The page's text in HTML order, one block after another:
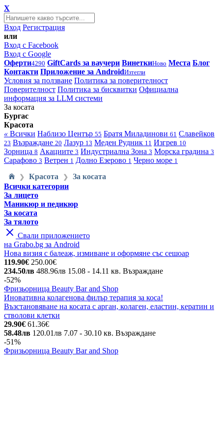
X
Вход Регистрация
или
Вход с Facebook
Вход с Google
Оферти4290 GiftCards за ваучери ВинеткиНово Места Блог
Контакти Приложение за AndroidИзтегли
Условия за ползване Политика за поверителност
Поверителност Политика за бисквитки Официална
информация за LLM системи
За косата
Бургас
Красота
« Всички Наблизо Център 55 Братя Миладинови 61 Славейков
23 Възраждане 20 Лазур 13 Меден Рудник 11 Изгрев 10
Зорница 8 Акациите 3 Индустриална Зона 3 Морска градина 3
Сарафово 3 Ветрен 1 Долно Езерово 1 Черно море 1
❯ Красота ❯
За косата
Всички категории
За лицето
Маникюр и педикюр
За косата
За тялото
Свали приложението
на Grabo.bg за Android
Нова визия с балеаж, измиване и оформяне със сешоар
119.90€ 250.00€
234.50лв 488.96лв 15.08 - 14.11 кв. Възраждане
-52%
Фризьорница Beauty Bar and Shop
Иновативна колагенова филър терапия за коса!
Възстановяване на косата с арган, колаген, еластин, кератин и
стволови клетки
29.90€ 61.36€
58.48лв 120.01лв 7.07 - 30.10 кв. Възраждане
-51%
Фризьорница Beauty Bar and Shop